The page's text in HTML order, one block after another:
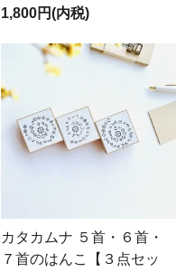
1,800円(内税)
カタカムナ ５首・６首・
７首のはんこ【３点セッ